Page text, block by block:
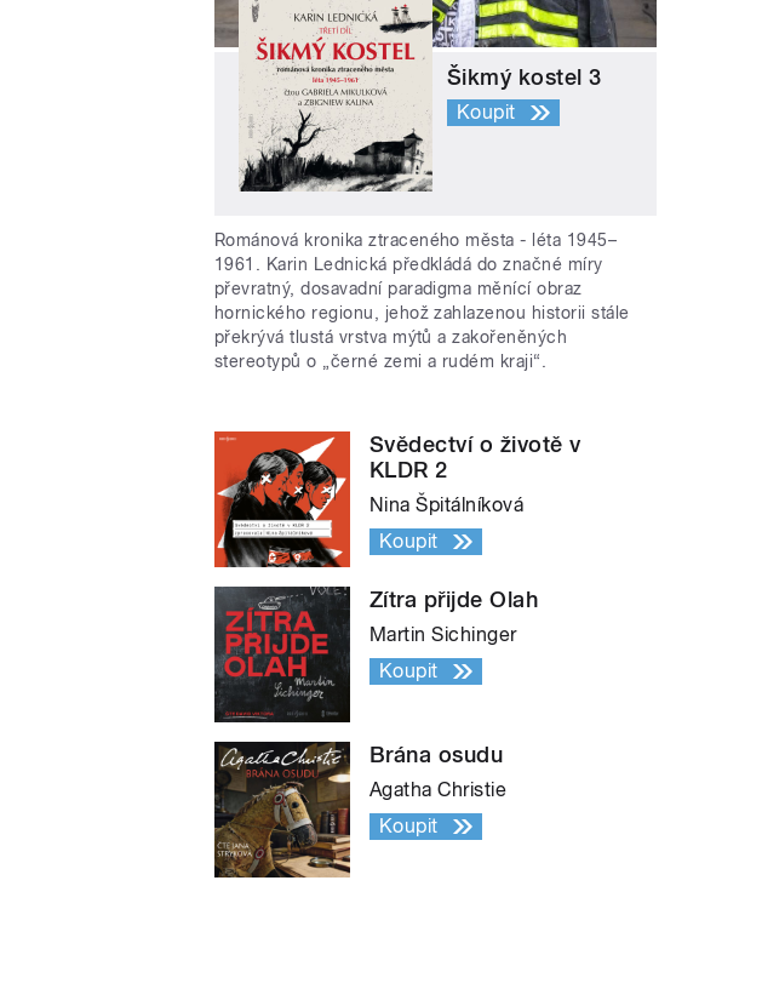
Šikmý kostel 3
Koupit
Románová kronika ztraceného města - léta 1945–
1961. Karin Lednická předkládá do značné míry
převratný, dosavadní paradigma měnící obraz
hornického regionu, jehož zahlazenou historii stále
překrývá tlustá vrstva mýtů a zakořeněných
stereotypů o „černé zemi a rudém kraji“.
Svědectví o životě v
KLDR 2
Nina Špitálníková
Koupit
Zítra přijde Olah
Martin Sichinger
Koupit
Brána osudu
Agatha Christie
Koupit